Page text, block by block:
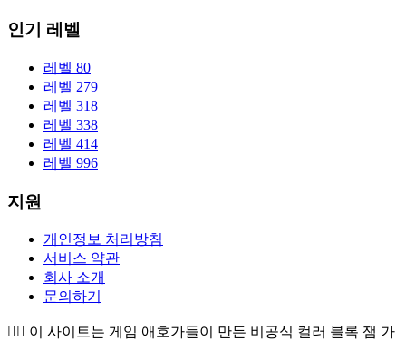
인기 레벨
레벨 80
레벨 279
레벨 318
레벨 338
레벨 414
레벨 996
지원
개인정보 처리방침
서비스 약관
회사 소개
문의하기
👉🏻 이 사이트는 게임 애호가들이 만든 비공식 컬러 블록 잼 가